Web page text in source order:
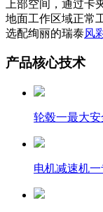
上部空间，通过
地面工作区域正常
选配绚丽的瑞泰风
产品核心技术
轮毂一最大
电机减速机一